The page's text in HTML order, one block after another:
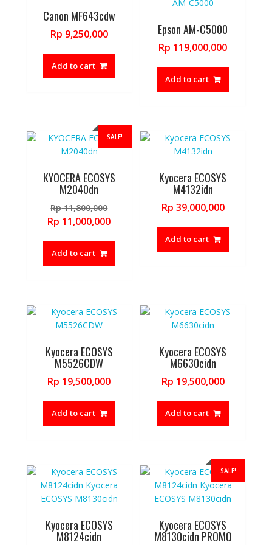
Canon MF643cdw
Rp 9,250,000
Add to cart
Epson AM-C5000
Rp 119,000,000
Add to cart
SALE!
KYOCERA ECOSYS
M2040dn
Rp11,800,000Original
price
Rp 11,000,000Current
Add to cart
Kyocera ECOSYS
M4132idn
Rp 39,000,000
Add to cart
Kyocera ECOSYS
M5526CDW
Rp 19,500,000
Add to cart
Kyocera ECOSYS
M6630cidn
Rp 19,500,000
Add to cart
Kyocera ECOSYS
M8124cidn
SALE!
Kyocera ECOSYS
M8130cidn PROMO